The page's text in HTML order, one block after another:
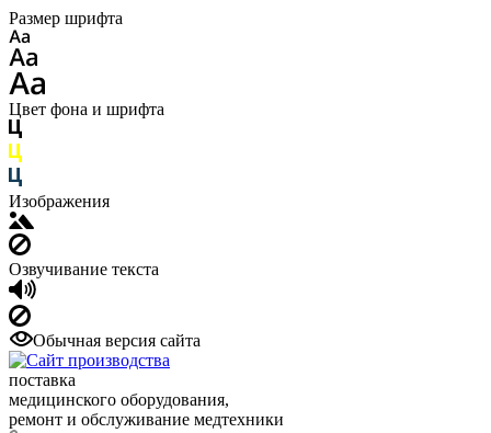
Размер шрифта
Цвет фона и шрифта
Изображения
Озвучивание текста
Обычная версия сайта
поставка
медицинского оборудования,
ремонт и обслуживание медтехники